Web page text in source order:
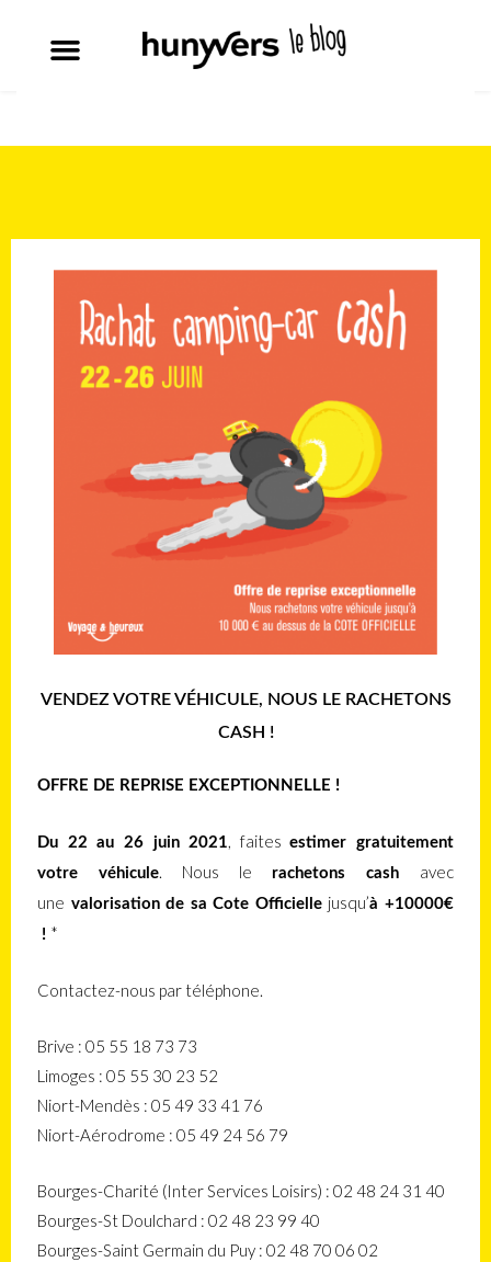
VENDEZ VOTRE VÉHICULE, NOUS LE RACHETONS
CASH !
OFFRE DE REPRISE EXCEPTIONNELLE !
Du 22 au 26 juin 2021, faitesestimer gratuitement
votre véhicule. Nous le rachetons cash avec
une valorisation de sa Cote Officielle jusqu’à +10000€
! *
Contactez-nous par téléphone.
Brive : 05 55 18 73 73
Limoges : 05 55 30 23 52
Niort-Mendès : 05 49 33 41 76
Niort-Aérodrome : 05 49 24 56 79
Bourges-Charité (Inter Services Loisirs) : 02 48 24 31 40
Bourges-St Doulchard : 02 48 23 99 40
Bourges-Saint Germain du Puy : 02 48 70 06 02